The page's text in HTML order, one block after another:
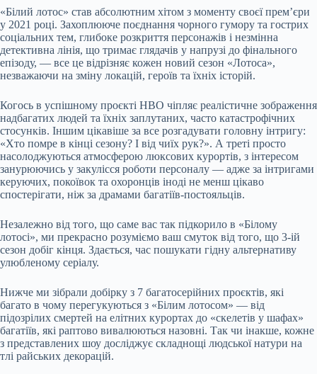
«Білий лотос» став абсолютним хітом з моменту своєїпрем’єри
у 2021 році. Захоплююче поєднання чорного гумору та гострих
соціальних тем, глибоке розкриття персонажів і незмінна
детективна лінія, що тримає глядачів у напрузі до фінального
епізоду, — все це відрізняє кожен новий сезон «Лотоса»,
незважаючи на зміну локацій, героїв та їхніх історій.
Когось в успішному проєкті HBO чіпляє реалістичне зображення
надбагатих людей та їхніх заплутаних, часто катастрофічних
стосунків. Іншим цікавіше за все розгадувати головну інтригу:
«Хто помре в кінці сезону? І від чиїх рук?». А треті просто
насолоджуються атмосферою люксових курортів, з інтересом
занурюючись у закулісся роботи персоналу — адже за інтригами
керуючих, покоївок та охоронців іноді не менш цікаво
спостерігати, ніж за драмами багатіїв-постояльців.
Незалежно від того, що саме вас так підкорило в «Білому
лотосі», ми прекрасно розуміємо ваш смуток від того, що 3-ій
сезон добіг кінця. Здається, час пошукати гідну альтернативу
улюбленому серіалу.
Нижче ми зібрали добірку з 7 багатосерійних проєктів, які
багато в чому перегукуються з «Білим лотосом» — від
підозрілих смертей на елітних курортах до «скелетів у шафах»
багатіїв, які раптово вивалюються назовні. Так чи інакше, кожне
з представлених шоу досліджує складнощі людської натури на
тлі райських декорацій.